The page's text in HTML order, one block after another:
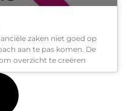
zaken niet goed op
aan te pas komen. De
overzicht te creëren